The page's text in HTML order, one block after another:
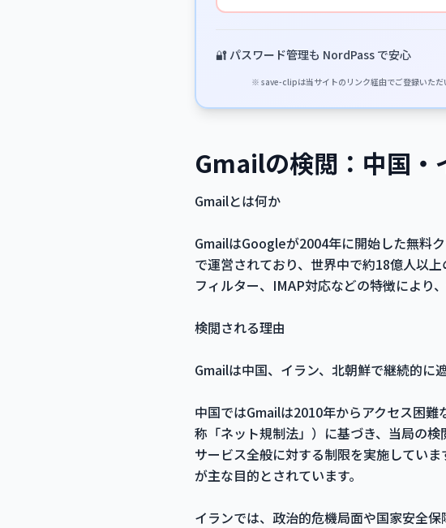
🔐 パスワード管理も NordPass で安心
※ save-clipは当サイトのリンク経由でご登録いただ
Gmailの検閲：中国・
Gmailとは何か
GmailはGoogleが2004年に開始した無料
で運営されており、世界中で約18億人以
フィルター、IMAP対応などの特徴により
検閲される理由
Gmailは中国、イラン、北朝鮮で継続的に
中国ではGmailは2010年からアクセス困
称「ネット規制法」）に基づき、当局の
サービス全般に対する制限を実施してい
が主な目的とされています。
イランでは、政治的危機局面や国家安全